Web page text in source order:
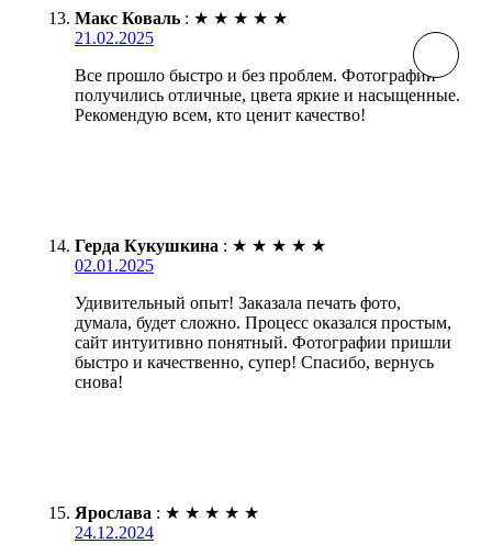
Макс Коваль : ★ ★ ★ ★ ★
21.02.2025
Все прошло быстро и без проблем. Фотографии
получились отличные, цвета яркие и насыщенные.
Рекомендую всем, кто ценит качество!
Герда Кукушкина : ★ ★ ★ ★ ★
02.01.2025
Удивительный опыт! Заказала печать фото,
думала, будет сложно. Процесс оказался простым,
сайт интуитивно понятный. Фотографии пришли
быстро и качественно, супер! Спасибо, вернусь
снова!
Ярослава : ★ ★ ★ ★ ★
24.12.2024